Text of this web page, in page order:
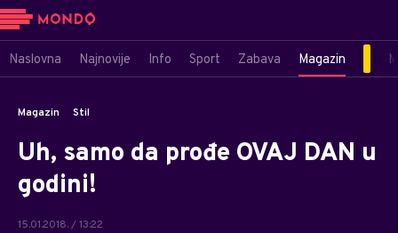
Naslovna Najnovije Info Sport Zabava Magazin
Magazin Stil
Uh, samo da prođe OVAJ DAN u
godini!
15.01.2018. / 13:22